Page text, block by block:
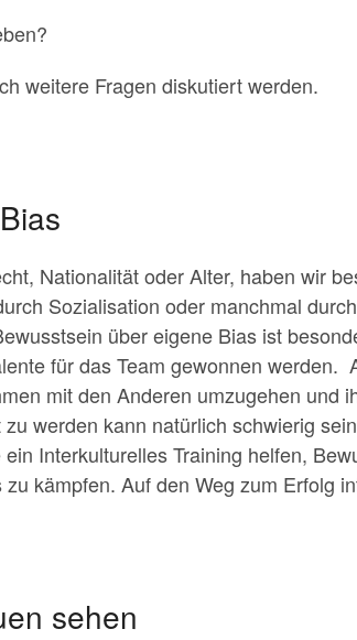
weitere Fragen diskutiert werden.
Nationalität oder Alter, haben wir
Sozialisation oder manchmal
über eigene Bias ist
für das Team gewonnen werden.
mit den Anderen umzugehen und
werden kann natürlich schwierig
Interkulturelles Training helfen,
kämpfen. Auf den Weg zum Erfolg
sehen